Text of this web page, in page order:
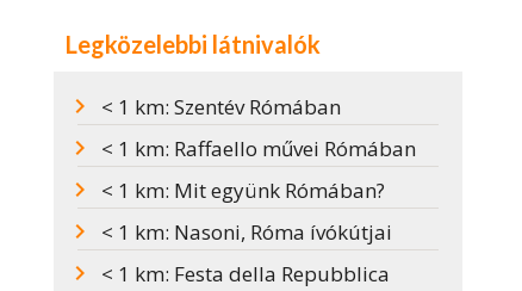
Legközelebbi látnivalók
< 1 km: Szentév Rómában
< 1 km: Raffaello művei Rómában
< 1 km: Mit együnk Rómában?
< 1 km: Nasoni, Róma ívókútjai
< 1 km: Festa della Repubblica